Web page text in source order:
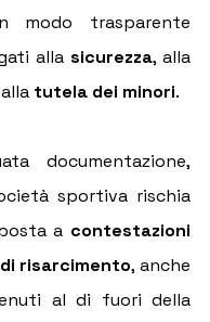
modo trasparente
alla sicurezza
tutela dei minori.
documentazione,
sportiva rischia
a contestazioni
risarcimento, anche
al di fuori della